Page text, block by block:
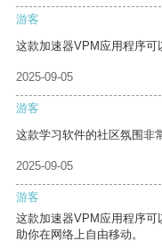
游客
这款加速器VPM应用程序可
2025-09-05
游客
这款学习软件的社区氛围非
2025-09-05
游客
这款加速器VPM应用程序
助你在网络上自由移动。